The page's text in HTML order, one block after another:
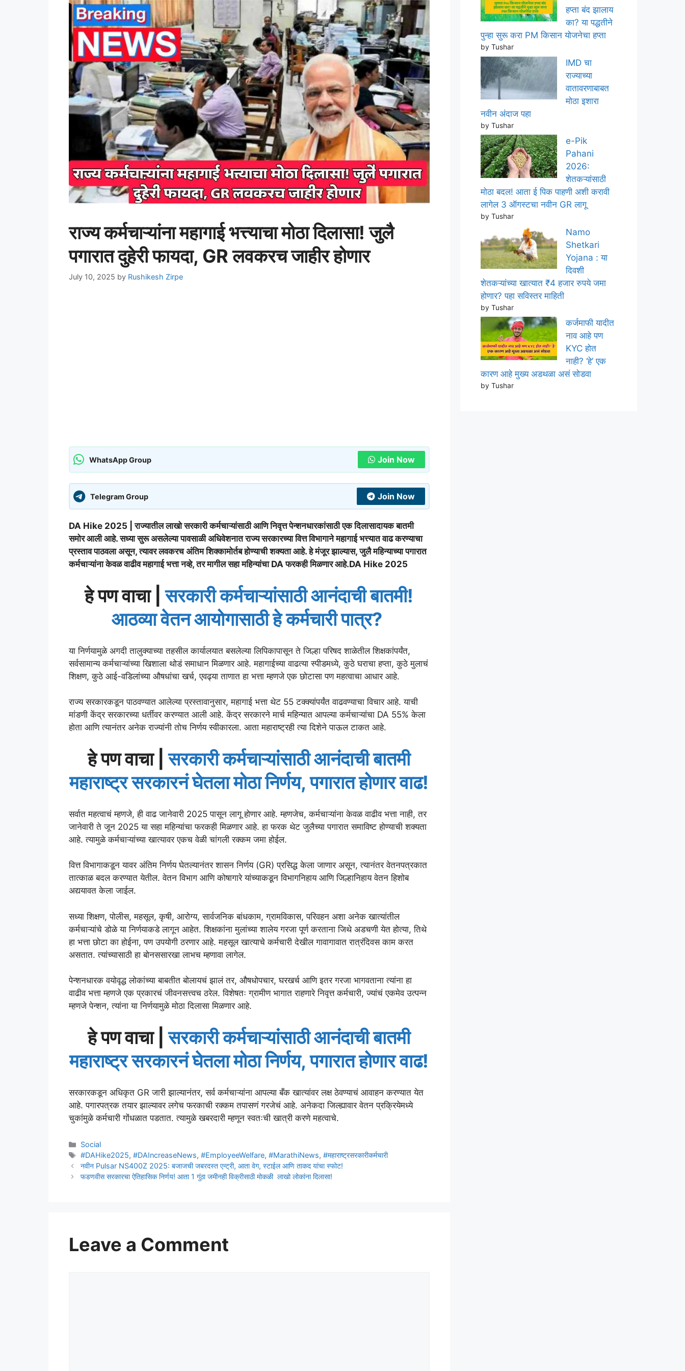
राज्य कर्मचाऱ्यांना महागाई भत्त्याचा मोठा दिलासा! जुलै
पगारात दुहेरी फायदा, GR लवकरच जाहीर होणार
July 10, 2025 by Rushikesh Zirpe
WhatsApp Group Join Now
Telegram Group Join Now
DA Hike 2025 | राज्यातील लाखो सरकारी कर्मचाऱ्यांसाठी आणि निवृत्त पेन्शनधारकांसाठी एक दिलासादायक बातमी
समोर आली आहे. सध्या सुरू असलेल्या पावसाळी अधिवेशनात राज्य सरकारच्या वित्त विभागाने महागाई भत्त्यात वाढ करण्याचा
प्रस्ताव पाठवला असून, त्यावर लवकरच अंतिम शिक्कामोर्तब होण्याची शक्यता आहे. हे मंजूर झाल्यास, जुलै महिन्याच्या पगारात
कर्मचाऱ्यांना केवळ वाढीव महागाई भत्ता नव्हे, तर मागील सहा महिन्यांचा DA फरकही मिळणार आहे.DA Hike 2025
हे पण वाचा |सरकारी कर्मचाऱ्यांसाठी आनंदाची बातमी!
आठव्या वेतन आयोगासाठी हे कर्मचारी पात्र?
या निर्णयामुळे अगदी तालुक्याच्या तहसील कार्यालयात बसलेल्या लिपिकापासून ते जिल्हा परिषद शाळेतील शिक्षकांपर्यंत,
सर्वसामान्य कर्मचाऱ्यांच्या खिशाला थोडं समाधान मिळणार आहे. महागाईच्या वाढत्या स्पीडमध्ये, कुठे घराचा हप्ता, कुठे मुलाचं
शिक्षण, कुठे आई-वडिलांच्या औषधांचा खर्च, एवढ्या ताणात हा भत्ता म्हणजे एक छोटासा पण महत्वाचा आधार आहे.
राज्य सरकारकडून पाठवण्यात आलेल्या प्रस्तावानुसार, महागाई भत्ता थेट 55 टक्क्यांपर्यंत वाढवण्याचा विचार आहे. याची
मांडणी केंद्र सरकारच्या धर्तीवर करण्यात आली आहे. केंद्र सरकारने मार्च महिन्यात आपल्या कर्मचाऱ्यांचा DA 55% केला
होता आणि त्यानंतर अनेक राज्यांनी तोच निर्णय स्वीकारला. आता महाराष्ट्रही त्या दिशेने पाऊल टाकत आहे.
हे पण वाचा |सरकारी कर्मचाऱ्यांसाठी आनंदाची बातमी
महाराष्ट्र सरकारनं घेतला मोठा निर्णय, पगारात होणार वाढ!
सर्वात महत्वाचं म्हणजे, ही वाढ जानेवारी 2025 पासून लागू होणार आहे. म्हणजेच, कर्मचाऱ्यांना केवळ वाढीव भत्ता नाही, तर
जानेवारी ते जून 2025 या सहा महिन्यांचा फरकही मिळणार आहे. हा फरक थेट जुलैच्या पगारात समाविष्ट होण्याची शक्यता
आहे. त्यामुळे कर्मचाऱ्यांच्या खात्यावर एकच वेळी चांगली रक्कम जमा होईल.
वित्त विभागाकडून यावर अंतिम निर्णय घेतल्यानंतर शासन निर्णय (GR) प्रसिद्ध केला जाणार असून, त्यानंतर वेतनपत्रकात
तात्काळ बदल करण्यात येतील. वेतन विभाग आणि कोषागारे यांच्याकडून विभागनिहाय आणि जिल्हानिहाय वेतन हिशोब
अद्ययावत केला जाईल.
सध्या शिक्षण, पोलीस, महसूल, कृषी, आरोग्य, सार्वजनिक बांधकाम, ग्रामविकास, परिवहन अशा अनेक खात्यांतील
कर्मचाऱ्यांचे डोळे या निर्णयाकडे लागून आहेत. शिक्षकांना मुलांच्या शालेय गरजा पूर्ण करताना जिथे अडचणी येत होत्या, तिथे
हा भत्ता छोटा का होईना, पण उपयोगी ठरणार आहे. महसूल खात्याचे कर्मचारी देखील गावागावात रात्रंदिवस काम करत
असतात. त्यांच्यासाठी हा बोनससारखा लाभच म्हणावा लागेल.
पेन्शनधारक वयोवृद्ध लोकांच्या बाबतीत बोलायचं झालं तर, औषधोपचार, घरखर्च आणि इतर गरजा भागवताना त्यांना हा
वाढीव भत्ता म्हणजे एक प्रकारचं जीवनसत्त्वच ठरेल. विशेषतः ग्रामीण भागात राहणारे निवृत्त कर्मचारी, ज्यांचं एकमेव उत्पन्न
म्हणजे पेन्शन, त्यांना या निर्णयामुळे मोठा दिलासा मिळणार आहे.
हे पण वाचा |सरकारी कर्मचाऱ्यांसाठी आनंदाची बातमी
महाराष्ट्र सरकारनं घेतला मोठा निर्णय, पगारात होणार वाढ!
सरकारकडून अधिकृत GR जारी झाल्यानंतर, सर्व कर्मचाऱ्यांना आपल्या बँक खात्यांवर लक्ष ठेवण्याचं आवाहन करण्यात येत
आहे. पगारपत्रक तयार झाल्यावर लगेच फरकाची रक्कम तपासणं गरजेचं आहे. अनेकदा जिल्ह्यावार वेतन प्रक्रियेमध्ये
चुकांमुळे कर्मचारी गोंधळात पडतात. त्यामुळे खबरदारी म्हणून स्वतःची खात्री करणे महत्वाचे.
Categories
Social
Tags
#DAHike2025, #DAIncreaseNews, #EmployeeWelfare, #MarathiNews, #महाराष्ट्रसरकारीकर्मचारी
नवीन Pulsar NS400Z 2025: बजाजची जबरदस्त एन्ट्री, आता वेग, स्टाईल आणि ताकद यांचा स्फोट!
फडणवीस सरकारचा ऐतिहासिक निर्णय! आता 1 गुंठा जमीनही विक्रीसाठी मोकळी लाखो लोकांना दिलासा!
Leave a Comment
हप्ता बंद झालाय
का? या पद्धतीने
पुन्हा सुरू करा PM किसान योजनेचा हप्ता
by Tushar
IMD चा
राज्याच्या
वातावरणाबाबत
मोठा इशारा
नवीन अंदाज पहा
by Tushar
e-Pik
Pahani
2026:
शेतकऱ्यांसाठी
मोठा बदल! आता ई पिक पाहणी अशी करावी
लागेल 3 ऑगस्टचा नवीन GR लागू
by Tushar
Namo
Shetkari
Yojana : या
दिवशी
शेतकऱ्यांच्या खात्यात ₹4 हजार रुपये जमा
होणार? पहा सविस्तर माहिती
by Tushar
कर्जमाफी यादीत
नाव आहे पण
KYC होत
नाही? ‘हे’ एक
कारण आहे मुख्य अडथळा असं सोडवा
by Tushar